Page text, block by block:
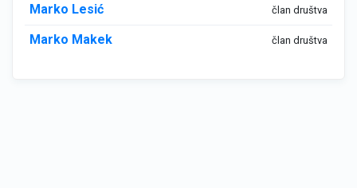
Marko Lesić član društva
Marko Makek član društva